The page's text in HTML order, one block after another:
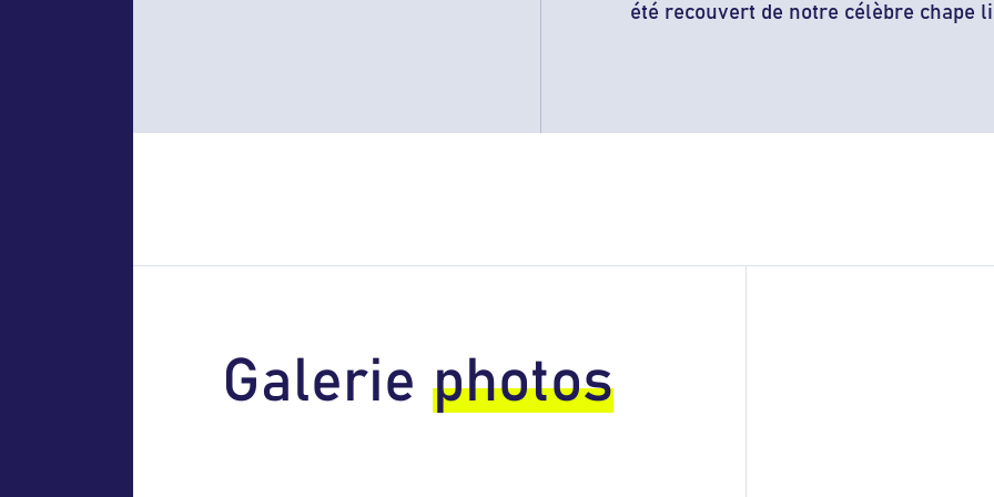
été recouvert de notre célèbre chape
Galerie photos